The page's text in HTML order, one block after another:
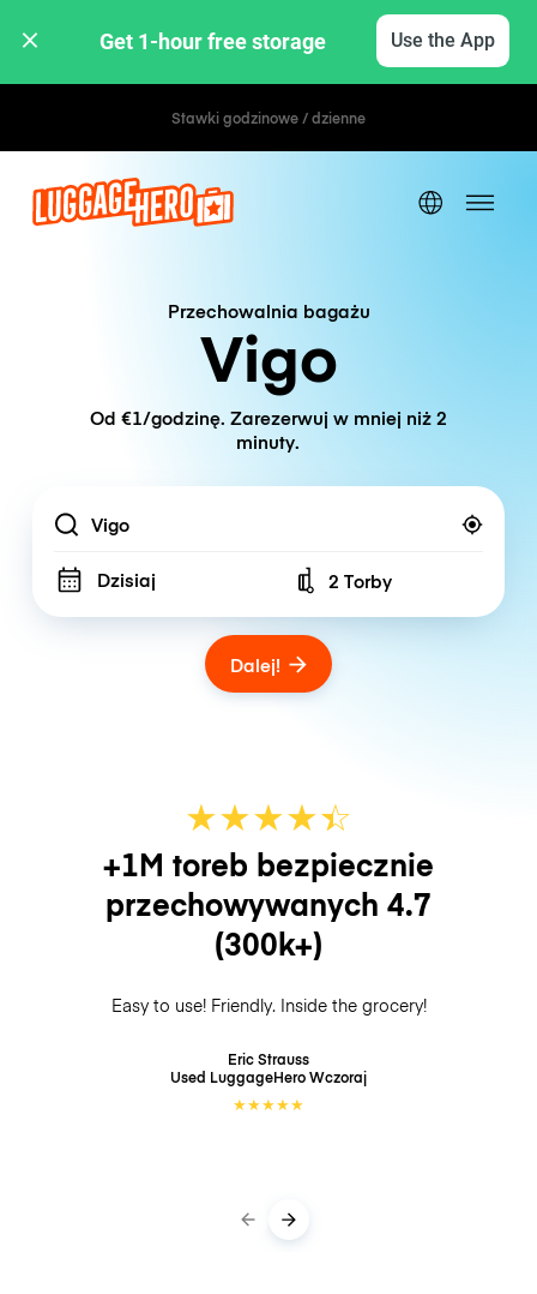
Get 1-hour free storage Use the App
Stawki godzinowe / dzienne
Przechowalnia bagażu
Vigo
Od €1/godzinę. Zarezerwuj w mniej niż 2
minuty.
Location
Dzisiaj Number of bags
2 Torby
Dalej!
★★★★☆
★
+1M toreb bezpiecznie
przechowywanych 4.7
(300k+)
Easy to use! Friendly. Inside the grocery!
Eric Strauss
Used LuggageHeroWczoraj
★★★★★